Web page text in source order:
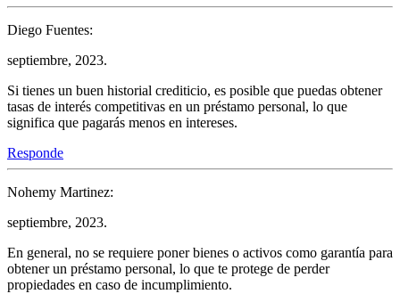
Diego Fuentes:
septiembre, 2023.
Si tienes un buen historial crediticio, es posible que puedas obtener
tasas de interés competitivas en un préstamo personal, lo que
significa que pagarás menos en intereses.
Responde
Nohemy Martinez:
septiembre, 2023.
En general, no se requiere poner bienes o activos como garantía para
obtener un préstamo personal, lo que te protege de perder
propiedades en caso de incumplimiento.